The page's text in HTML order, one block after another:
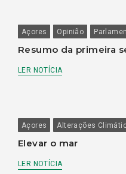
Açores Opinião
Resumo da primeira
LER NOTÍCIA
Açores Alterações
Elevar o mar
LER NOTÍCIA